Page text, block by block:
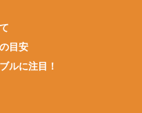
目安
ルに注目！